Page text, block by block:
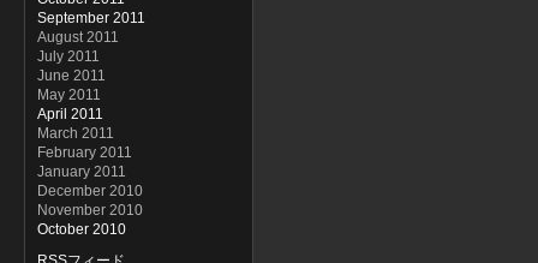
September 2011
August 2011
July 2011
June 2011
May 2011
April 2011
March 2011
February 2011
January 2011
December 2010
November 2010
October 2010